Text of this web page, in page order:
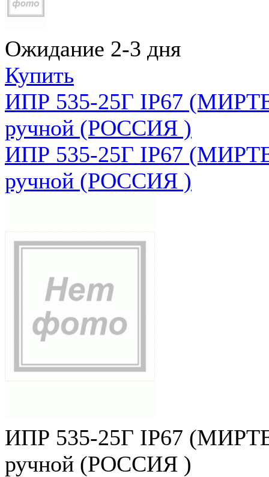
Ожидание 2-3 дня
Купить
ИПР 535-25Г IP67
ручной (РОССИЯ )
ИПР 535-25Г IP67
ручной (РОССИЯ )
ИПР 535-25Г IP67
ручной (РОССИЯ )